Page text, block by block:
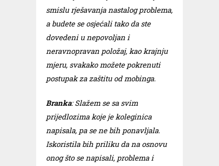
smislu rješavanja nastalog problema,
a budete se osjećali tako da ste
dovedeni u nepovoljan i
neravnopravan položaj, kao krajnju
mjeru, svakako možete pokrenuti
postupak za zaštitu od mobinga.
Branka: Slažem se sa svim
prijedlozima koje je koleginica
napisala, pa se ne bih ponavljala.
Iskoristila bih priliku da na osnovu
onog što se napisali, problema i